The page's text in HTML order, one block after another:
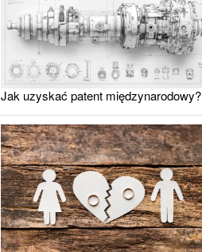
Jak uzyskać patent międzynarodowy?